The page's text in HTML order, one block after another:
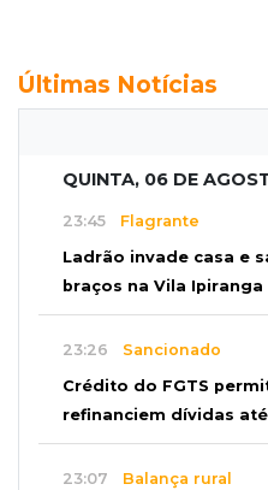
Últimas Notícias
QUINTA, 06 DE
23:45 Flagrante
Ladrão invade casa e
braços na Vila Ipiranga
23:26 Sancionado
Crédito do FGTS
refinanciem dívidas
23:07 Balança rural